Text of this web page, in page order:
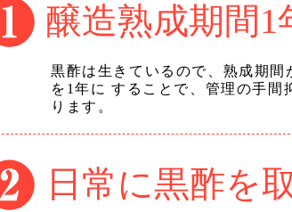
醸造熟成期間1
黒酢は生きているので、熟成期
を1年に することで、管理の手間
ります。
日常に黒酢を